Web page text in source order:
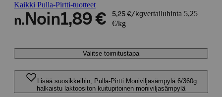
Kaikki Pulla-Pirtti-tuotteet
n. Noin1,89 € 5,25 €/kgvertailuhinta 5,25
€/kg
Valitse toimitustapa
Lisää suosikkeihin, Pulla-Pirtti Moniviljasämpylä 6/360g
halkaistu laktoositon kuitupitoinen moniviljasämpylä